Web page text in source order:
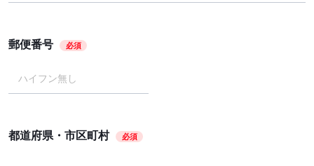
郵便番号 必須
都道府県・市区町村 必須